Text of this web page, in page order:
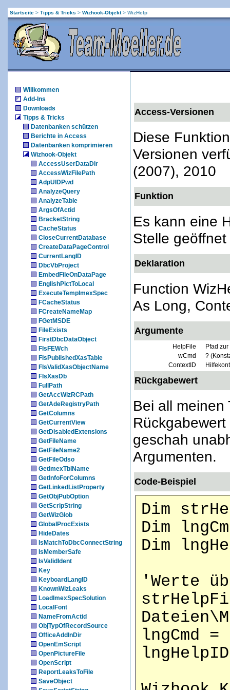
Startseite > Tipps & Tricks > Wizhook-Objekt> WizHelp
Willkommen
Add-Ins
Downloads
Tipps & Tricks
Datenbanken schützen
Berichte in Access
Datenbanken komprimieren
Wizhook-Objekt
AccessUserDataDir
AccessWizFilePath
AdpUIDPwd
AnalyzeQuery
AnalyzeTable
ArgsOfActid
BracketString
CacheStatus
CloseCurrentDatabase
CreateDataPageControl
CurrentLangID
DbcVbProject
EmbedFileOnDataPage
EnglishPictToLocal
ExecuteTempImexSpec
FCacheStatus
FCreateNameMap
FGetMSDE
FileExists
FirstDbcDataObject
FIsFEWch
FIsPublishedXasTable
FIsValidXasObjectName
FIsXasDb
FullPath
GetAccWizRCPath
GetAdeRegistryPath
GetColumns
GetCurrentView
GetDisabledExtensions
GetFileName
GetFileName2
GetFileOdso
GetImexTblName
GetInfoForColumns
GetLinkedListProperty
GetObjPubOption
GetScripString
GetWizGlob
GlobalProcExists
HideDates
IsMatchToDbcConnectString
IsMemberSafe
IsValidIdent
Key
KeyboardLangID
KnownWizLeaks
LoadImexSpecSolution
LocalFont
NameFromActid
ObjTypOfRecordSource
OfficeAddInDir
OpenEmScript
OpenPictureFile
OpenScript
ReportLeaksToFile
SaveObject
Access-Versionen
Diese
Versionen
(2007), 2010
Funktion
Es kann eine
Stelle
Deklaration
Function
As Long,
Argumente
HelpFile
Pfad
wCmd
?
ContextID
Rückgabewert
Bei all meinen
geschah
Argumenten.
Code-Beispiel
Dim
Dim
Dim
'Werte
lngCmd =